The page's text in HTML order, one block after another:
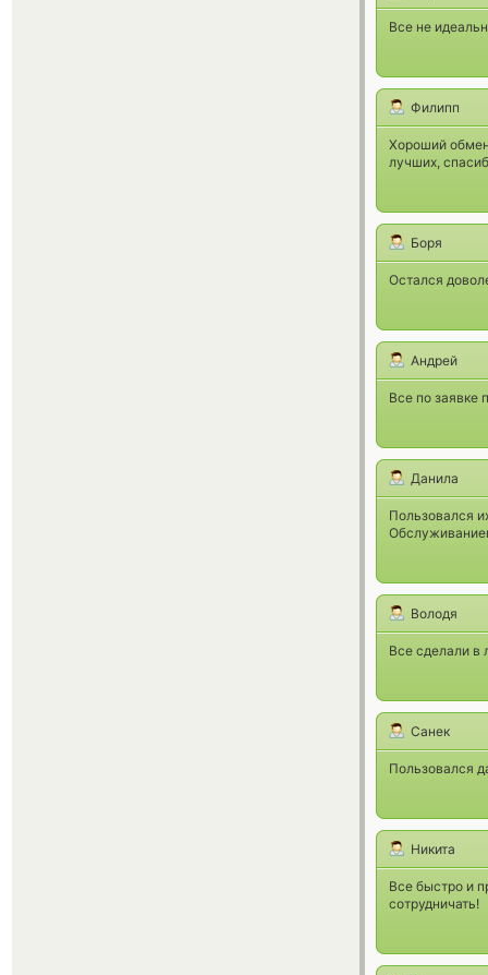
Все не
Филипп
Хороший
лучших,
Боря
Остался
Андрей
Все по заявке
Данила
Пользовался
Володя
Все сделали в
Санек
Пользовался
Никита
Все быстро и
сотрудничать!